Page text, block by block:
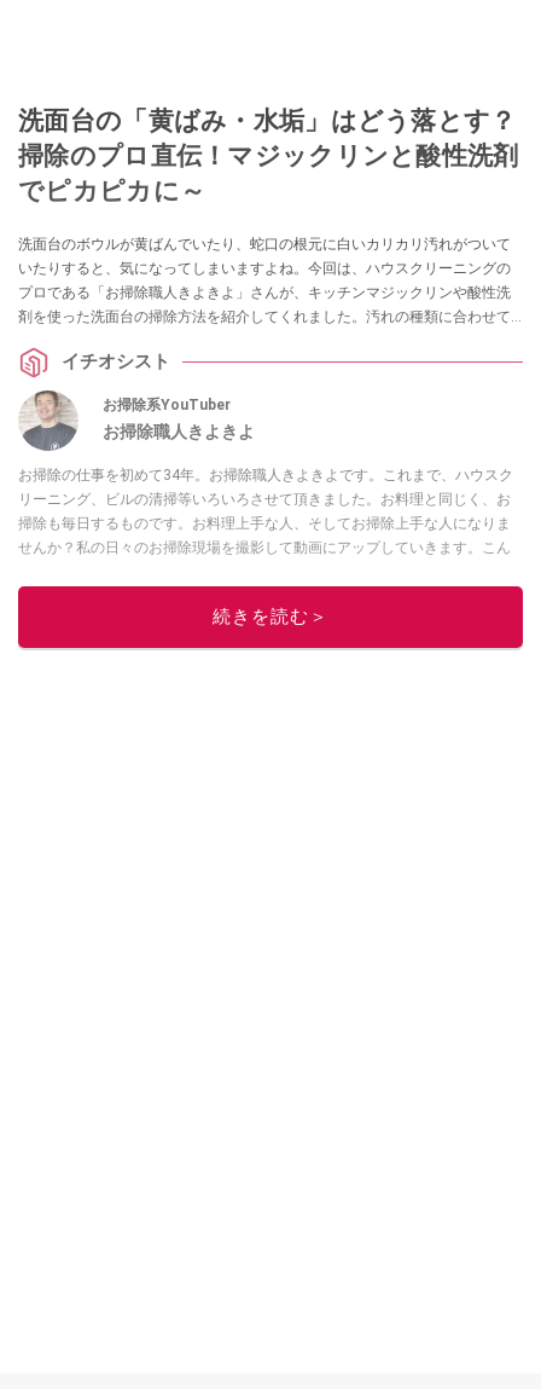
洗面台の「黄ばみ・水垢」はどう落とす？
掃除のプロ直伝！マジックリンと酸性洗剤
でピカピカに～
洗面台のボウルが黄ばんでいたり、蛇口の根元に白いカリカリ汚れがついて
いたりすると、気になってしまいますよね。今回は、ハウスクリーニングの
プロである「お掃除職人きよきよ」さんが、キッチンマジックリンや酸性洗
剤を使った洗面台の掃除方法を紹介してくれました。汚れの種類に合わせて
イチオシスト
お掃除系YouTuber
お掃除職人きよきよ
お掃除の仕事を初めて34年。お掃除職人きよきよです。これまで、ハウスク
リーニング、ビルの清掃等いろいろさせて頂きました。お料理と同じく、お
掃除も毎日するものです。お料理上手な人、そしてお掃除上手な人になりま
せんか？私の日々のお掃除現場を撮影して動画にアップしていきます。こん
チラ！
続きを読む＞